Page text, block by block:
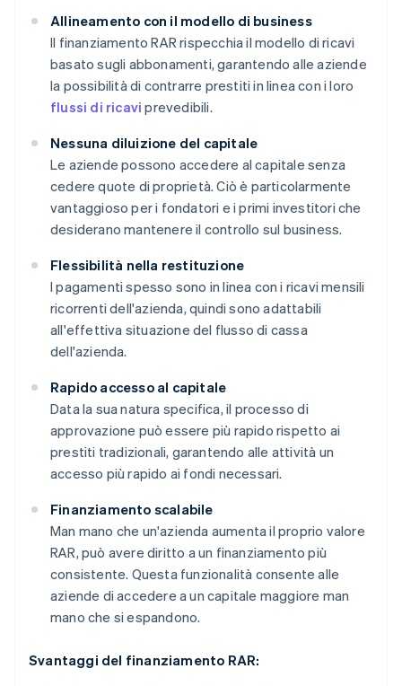
Allineamento con il modello di business
Il finanziamento RAR rispecchia il modello di ricavi
basato sugli abbonamenti, garantendo alle aziende
la possibilità di contrarre prestiti in linea con i loro
flussi di ricavi prevedibili.
Nessuna diluizione del capitale
Le aziende possono accedere al capitale senza
cedere quote di proprietà. Ciò è particolarmente
vantaggioso per i fondatori e i primi investitori che
desiderano mantenere il controllo sul business.
Flessibilità nella restituzione
I pagamenti spesso sono in linea con i ricavi mensili
ricorrenti dell'azienda, quindi sono adattabili
all'effettiva situazione del flusso di cassa
dell'azienda.
Rapido accesso al capitale
Data la sua natura specifica, il processo di
approvazione può essere più rapido rispetto ai
prestiti tradizionali, garantendo alle attività un
accesso più rapido ai fondi necessari.
Finanziamento scalabile
Man mano che un'azienda aumenta il proprio valore
RAR, può avere diritto a un finanziamento più
consistente. Questa funzionalità consente alle
aziende di accedere a un capitale maggiore man
mano che si espandono.
Svantaggi del finanziamento RAR: